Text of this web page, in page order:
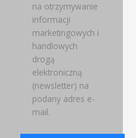
na otrzymywanie
informacji
marketingowych i
handlowych
drogą
elektroniczną
(newsletter) na
podany adres e-
mail.